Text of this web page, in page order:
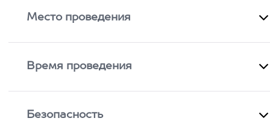
Место проведения
Время проведения
Безопасность